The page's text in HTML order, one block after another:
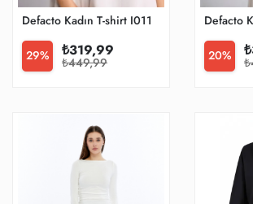
Defacto Kadın T-shirt I0113ax/wt32
29% ₺319,99
₺449,99
Defacto
20%